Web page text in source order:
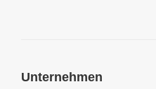
Unternehmen